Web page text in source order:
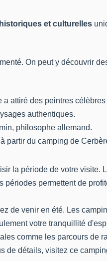
historiques et culturelles
On peut y découvrir
attiré des peintres
authentiques.
philosophe allemand.
partir du camping de
la période de votre visite.
permettent de
de venir en été. Les
votre tranquillité
comme les parcours de
de détails, visitez ce